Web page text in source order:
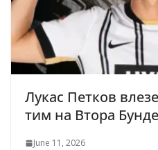
Лукас Петков
тим на Втора
June 11, 2026